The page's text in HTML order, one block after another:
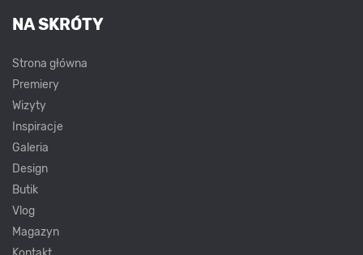
NA SKRÓTY
Strona główna
Premiery
Wizyty
Inspiracje
Galeria
Design
Butik
Vlog
Magazyn